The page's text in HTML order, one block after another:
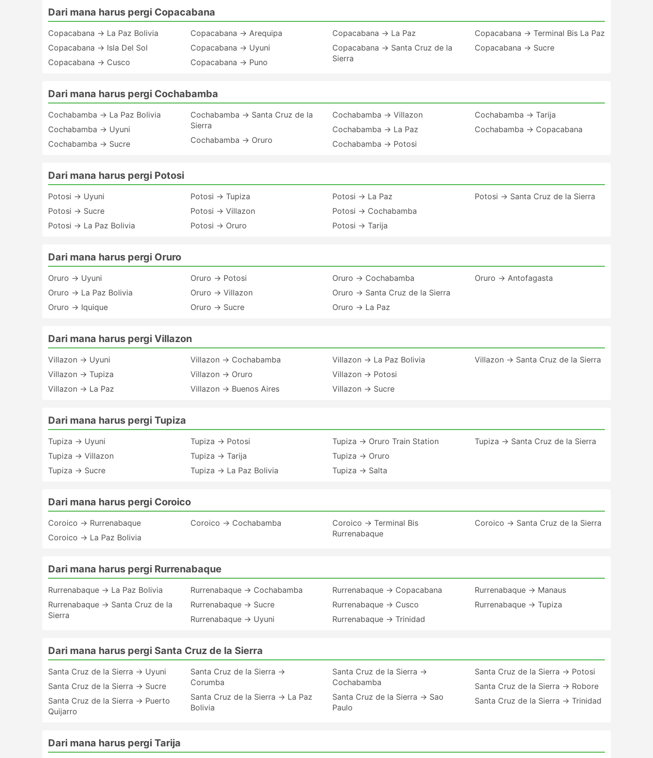
Dari mana harus pergi Copacabana
Copacabana → La Paz Bolivia
Copacabana → Isla Del Sol
Copacabana → Cusco
Copacabana → Arequipa
Copacabana → Uyuni
Copacabana → Puno
Copacabana → La Paz
Copacabana → Santa Cruz de la
Sierra
Copacabana → Terminal Bis La Paz
Copacabana → Sucre
Dari mana harus pergi Cochabamba
Cochabamba → La Paz Bolivia
Cochabamba → Uyuni
Cochabamba → Sucre
Cochabamba → Santa Cruz de la
Sierra
Cochabamba → Oruro
Cochabamba → Villazon
Cochabamba → La Paz
Cochabamba → Potosi
Cochabamba → Tarija
Cochabamba → Copacabana
Dari mana harus pergi Potosi
Potosi → Uyuni
Potosi → Sucre
Potosi → La Paz Bolivia
Potosi → Tupiza
Potosi → Villazon
Potosi → Oruro
Potosi → La Paz
Potosi → Cochabamba
Potosi → Tarija
Potosi → Santa Cruz de la Sierra
Dari mana harus pergi Oruro
Oruro → Uyuni
Oruro → La Paz Bolivia
Oruro → Iquique
Oruro → Potosi
Oruro → Villazon
Oruro → Sucre
Oruro → Cochabamba
Oruro → Santa Cruz de la Sierra
Oruro → La Paz
Oruro → Antofagasta
Dari mana harus pergi Villazon
Villazon → Uyuni
Villazon → Tupiza
Villazon → La Paz
Villazon → Cochabamba
Villazon → Oruro
Villazon → Buenos Aires
Villazon → La Paz Bolivia
Villazon → Potosi
Villazon → Sucre
Villazon → Santa Cruz de la Sierra
Dari mana harus pergi Tupiza
Tupiza → Uyuni
Tupiza → Villazon
Tupiza → Sucre
Tupiza → Potosi
Tupiza → Tarija
Tupiza → La Paz Bolivia
Tupiza → Oruro Train Station
Tupiza → Oruro
Tupiza → Salta
Tupiza → Santa Cruz de la Sierra
Dari mana harus pergi Coroico
Coroico → Rurrenabaque
Coroico → La Paz Bolivia
Coroico → Cochabamba
Coroico → Terminal Bis
Rurrenabaque
Coroico → Santa Cruz de la Sierra
Dari mana harus pergi Rurrenabaque
Rurrenabaque → La Paz Bolivia
Rurrenabaque → Santa Cruz de la
Sierra
Rurrenabaque → Cochabamba
Rurrenabaque → Sucre
Rurrenabaque → Uyuni
Rurrenabaque → Copacabana
Rurrenabaque → Cusco
Rurrenabaque → Trinidad
Rurrenabaque → Manaus
Rurrenabaque → Tupiza
Dari mana harus pergi Santa Cruz de la Sierra
Santa Cruz de la Sierra → Uyuni
Santa Cruz de la Sierra → Sucre
Santa Cruz de la Sierra → Puerto
Quijarro
Santa Cruz de la Sierra →
Corumba
Santa Cruz de la Sierra → La Paz
Bolivia
Santa Cruz de la Sierra →
Cochabamba
Santa Cruz de la Sierra → Sao
Paulo
Santa Cruz de la Sierra → Potosi
Santa Cruz de la Sierra → Robore
Santa Cruz de la Sierra → Trinidad
Dari mana harus pergi Tarija